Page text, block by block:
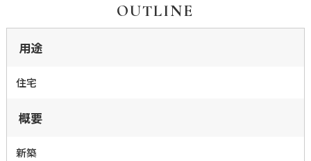
OUTLINE
用途
住宅
概要
新築